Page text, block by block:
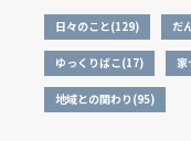
日々のこと(129) だ
ゆっくりばこ(17)
地域との関わり(95)